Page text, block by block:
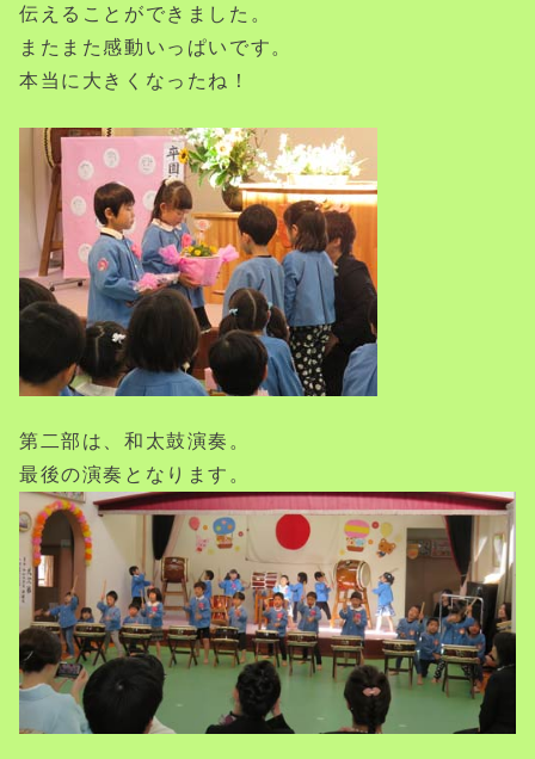
伝えることができました。
またまた感動いっぱいです。
本当に大きくなったね！
第二部は、和太鼓演奏。
最後の演奏となります。